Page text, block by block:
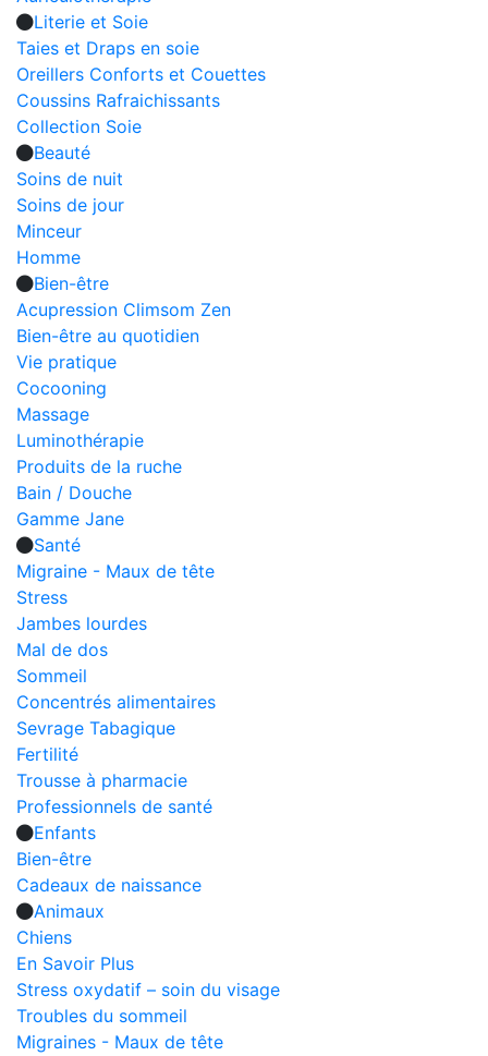
Literie et Soie
Taies et Draps en soie
Oreillers Conforts et Couettes
Coussins Rafraichissants
Collection Soie
Beauté
Soins de nuit
Soins de jour
Minceur
Homme
Bien-être
Acupression Climsom Zen
Bien-être au quotidien
Vie pratique
Cocooning
Massage
Luminothérapie
Produits de la ruche
Bain / Douche
Gamme Jane
Santé
Migraine - Maux de tête
Stress
Jambes lourdes
Mal de dos
Sommeil
Concentrés alimentaires
Sevrage Tabagique
Fertilité
Trousse à pharmacie
Professionnels de santé
Enfants
Bien-être
Cadeaux de naissance
Animaux
Chiens
En Savoir Plus
Stress oxydatif – soin du visage
Troubles du sommeil
Migraines - Maux de tête